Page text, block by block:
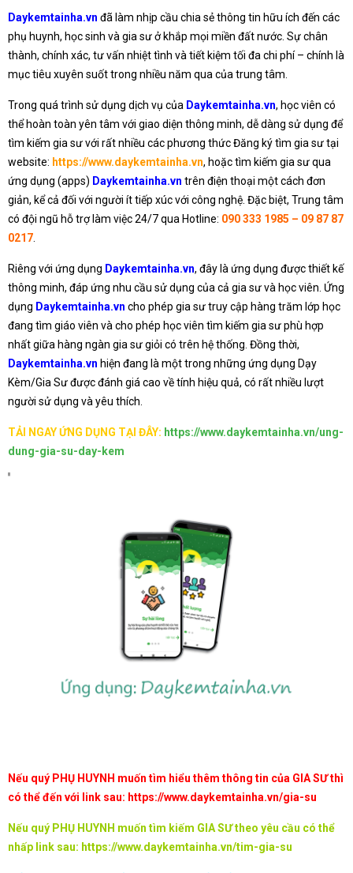
Daykemtainha.vn đã làm nhịp cầu chia sẻ thông tin hữu ích đến các
phụ huynh, học sinh và gia sư ở khắp mọi miền đất nước. Sự chân
thành, chính xác, tư vấn nhiệt tình và tiết kiệm tối đa chi phí – chính là
mục tiêu xuyên suốt trong nhiều năm qua của trung tâm.
Trong quá trình sử dụng dịch vụ của Daykemtainha.vn, học viên có
thể hoàn toàn yên tâm với giao diện thông minh, dễ dàng sử dụng để
tìm kiếm gia sư với rất nhiều các phương thức Đăng ký tìm gia sư tại
website: https://www.daykemtainha.vn, hoặc tìm kiếm gia sư qua
ứng dụng (apps) Daykemtainha.vn trên điện thoại một cách đơn
giản, kể cả đối với người ít tiếp xúc với công nghệ. Đặc biệt, Trung tâm
có đội ngũ hỗ trợ làm việc 24/7 qua Hotline: 090 333 1985 – 09 87 87
0217.
Riêng với ứng dụng Daykemtainha.vn, đây là ứng dụng được thiết kế
thông minh, đáp ứng nhu cầu sử dụng của cả gia sư và học viên. Ứng
dụng Daykemtainha.vn cho phép gia sư truy cập hàng trăm lớp học
đang tìm giáo viên và cho phép học viên tìm kiếm gia sư phù hợp
nhất giữa hàng ngàn gia sư giỏi có trên hệ thống. Đồng thời,
Daykemtainha.vn hiện đang là một trong những ứng dụng Dạy
Kèm/Gia Sư được đánh giá cao về tính hiệu quả, có rất nhiều lượt
người sử dụng và yêu thích.
TẢI NGAY ỨNG DỤNG TẠI ĐÂY: https://www.daykemtainha.vn/ung-
dung-gia-su-day-kem
Nếu quý PHỤ HUYNH muốn tìm hiểu thêm thông tin của GIA SƯ thì
có thể đến với link sau: https://www.daykemtainha.vn/gia-su
Nếu quý PHỤ HUYNH muốn tìm kiếm GIA SƯ theo yêu cầu có thể
nhấp link sau: https://www.daykemtainha.vn/tim-gia-su